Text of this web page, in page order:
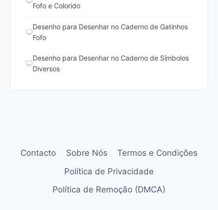
Fofo e Colorido
Desenho para Desenhar no Caderno de Gatinhos
Fofo
Desenho para Desenhar no Caderno de Símbolos
Diversos
Contacto Sobre Nós
Termos e Condições
Política de Privacidade
Política de Remoção (DMCA)